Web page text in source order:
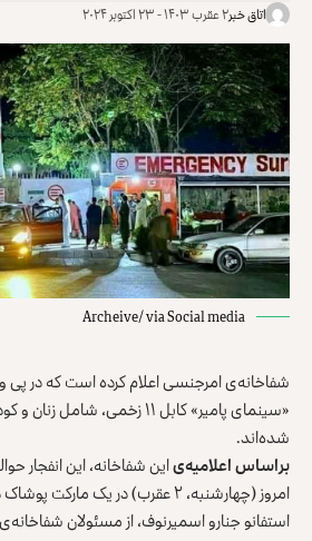
اتاق خبر۲ عقرب ۱۴۰۳ - ۲۳ اکتوبر ۲۰۲۴
Archeive/ via Social media
شفاخانه‌ی امرجنسی اعلام کرده است که در پی
«سینمای پامیر» کابل ۱۱ زخمی،
شده‌اند.
براساس اعلامیه‌ی
امروز (چهارشنبه، ۲ عقرب) در یک مارکت پوشاک دست‌ دوم رخ داده است.
استفانو جنارو اسمیرنوف، از مسئولان